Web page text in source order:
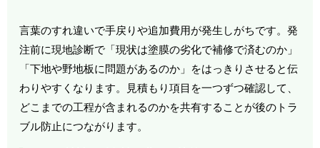
言葉のすれ違いで手戻りや追加費用が発生しがちです。発
注前に現地診断で「現状は塗膜の劣化で補修で済むのか」
「下地や野地板に問題があるのか」をはっきりさせると伝
わりやすくなります。見積もり項目を一つずつ確認して、
どこまでの工程が含まれるのかを共有することが後のトラ
ブル防止につながります。